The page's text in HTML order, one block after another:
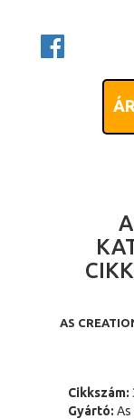
AS
Cikkszám:
Gyártó: As